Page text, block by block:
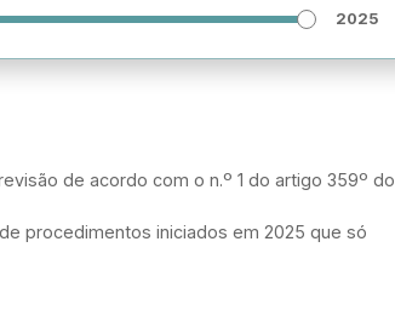
2025
de acordo com o n.º 1 do artigo 359º do
procedimentos iniciados em 2025 que só